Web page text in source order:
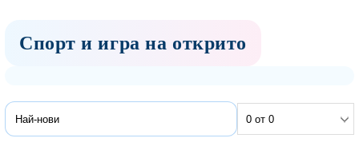
Спорт и игра на открито